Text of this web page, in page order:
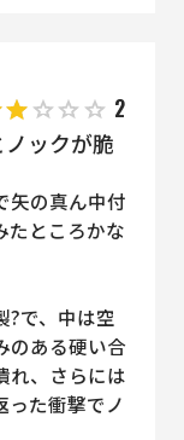
2
ックが脆
矢の真ん中付
たところかな
?で、中は空
のある硬い合
れ、さらには
った衝撃でノ